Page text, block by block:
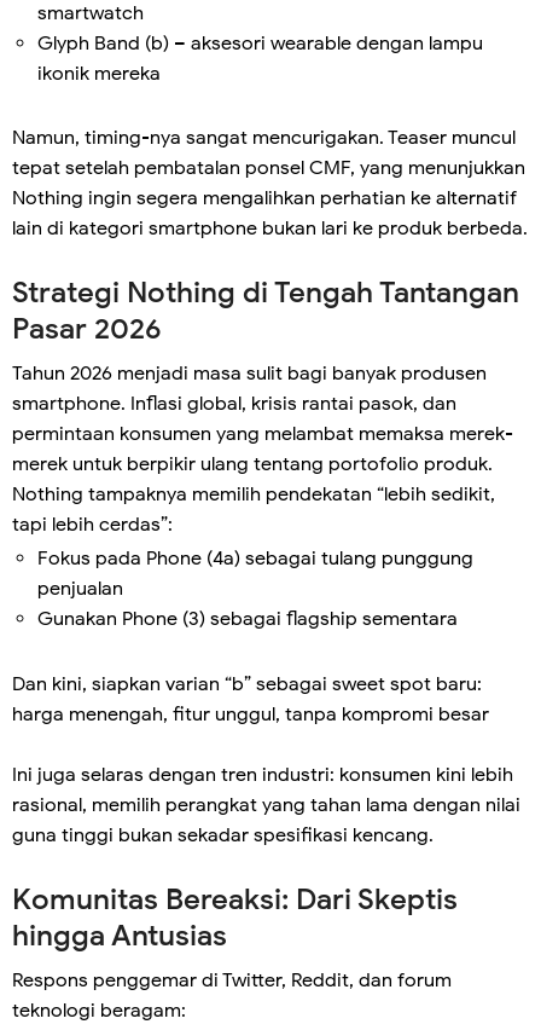
smartwatch
Glyph Band (b) – aksesori wearable dengan lampu
ikonik mereka
Namun, timing-nya sangat mencurigakan. Teaser muncul
tepat setelah pembatalan ponsel CMF, yang menunjukkan
Nothing ingin segera mengalihkan perhatian ke alternatif
lain di kategori smartphone bukan lari ke produk berbeda.
Strategi Nothing di Tengah Tantangan
Pasar 2026
Tahun 2026 menjadi masa sulit bagi banyak produsen
smartphone. Inflasi global, krisis rantai pasok, dan
permintaan konsumen yang melambat memaksa merek-
merek untuk berpikir ulang tentang portofolio produk.
Nothing tampaknya memilih pendekatan “lebih sedikit,
tapi lebih cerdas”:
Fokus pada Phone (4a) sebagai tulang punggung
penjualan
Gunakan Phone (3) sebagai flagship sementara
Dan kini, siapkan varian “b” sebagai sweet spot baru:
harga menengah, fitur unggul, tanpa kompromi besar
Ini juga selaras dengan tren industri: konsumen kini lebih
rasional, memilih perangkat yang tahan lama dengan nilai
guna tinggi bukan sekadar spesifikasi kencang.
Komunitas Bereaksi: Dari Skeptis
hingga Antusias
Respons penggemar di Twitter, Reddit, dan forum
teknologi beragam: